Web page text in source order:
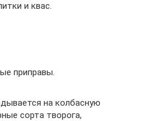
и квас.
приправы.
на колбасную
сорта творога,